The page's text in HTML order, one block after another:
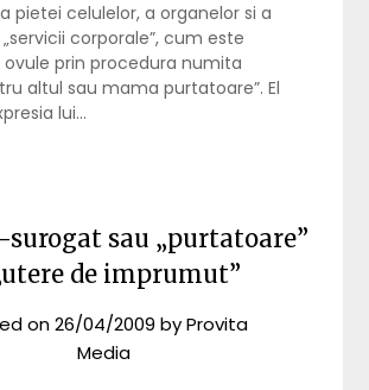
pietei celulelor, a organelor si a
corporale”, cum este
prin procedura numita
altul sau mama purtatoare”. El
lui…
sau „purtatoare”
de imprumut”
on26/04/2009 byProvita
Media